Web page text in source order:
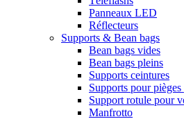
Panneaux LED
Réflecteurs
Supports & Bean bags
Bean bags vides
Bean bags pleins
Supports ceintures
Supports pour
Support rotule pour
Manfrotto